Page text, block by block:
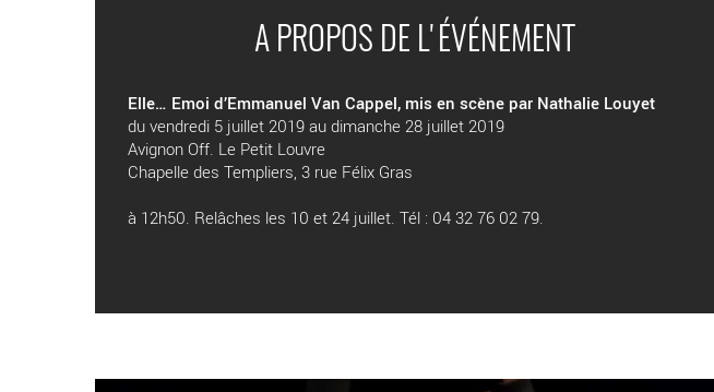
A PROPOS DE L'ÉVÉNEMENT
Elle… Emoi d’Emmanuel Van Cappel, mis en scène par Nathalie Louyet
du vendredi 5 juillet 2019 au dimanche 28 juillet 2019
Avignon Off. Le Petit Louvre
Chapelle des Templiers, 3 rue Félix Gras
à 12h50. Relâches les 10 et 24 juillet. Tél : 04 32 76 02 79.